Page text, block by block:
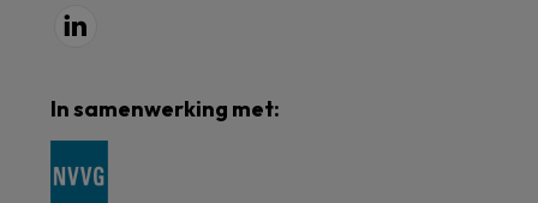
In samenwerking met: